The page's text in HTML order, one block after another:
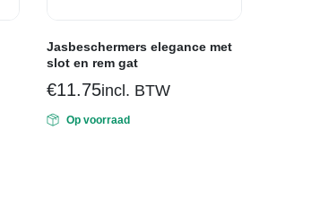
Jasbeschermers elegance met
slot en rem gat
€11.75incl. BTW
Op voorraad